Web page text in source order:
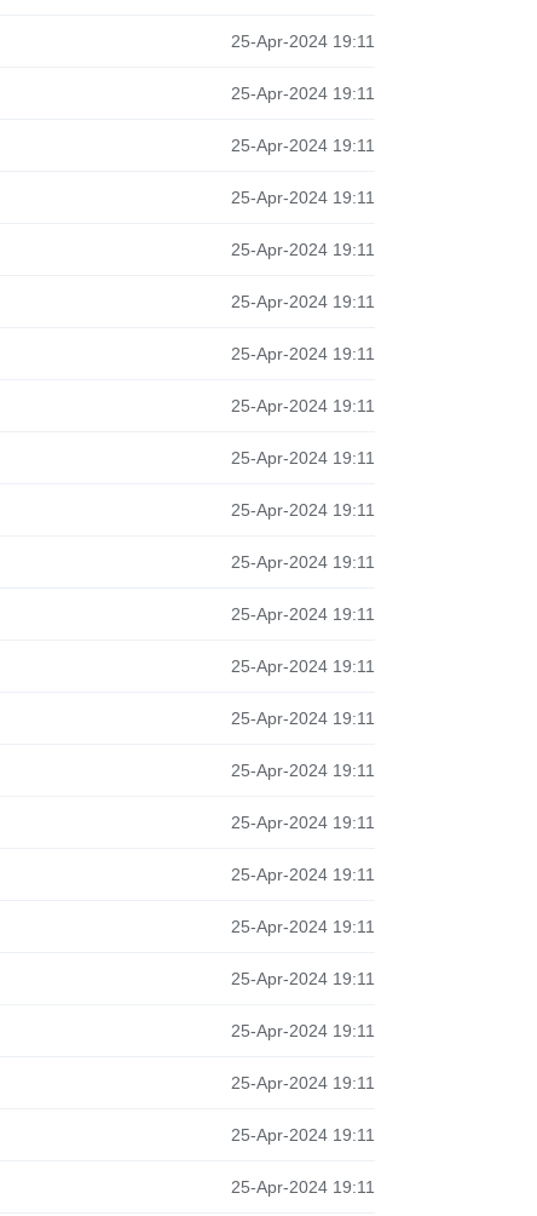
25-Apr-2024 19:11
25-Apr-2024 19:11
25-Apr-2024 19:11
25-Apr-2024 19:11
25-Apr-2024 19:11
25-Apr-2024 19:11
25-Apr-2024 19:11
25-Apr-2024 19:11
25-Apr-2024 19:11
25-Apr-2024 19:11
25-Apr-2024 19:11
25-Apr-2024 19:11
25-Apr-2024 19:11
25-Apr-2024 19:11
25-Apr-2024 19:11
25-Apr-2024 19:11
25-Apr-2024 19:11
25-Apr-2024 19:11
25-Apr-2024 19:11
25-Apr-2024 19:11
25-Apr-2024 19:11
25-Apr-2024 19:11
25-Apr-2024 19:11